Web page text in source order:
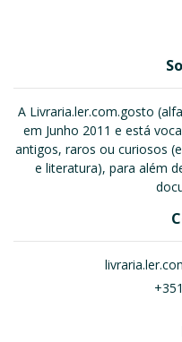
A Livraria.ler.com.gosto
em Junho 2011 e está
antigos, raros ou curiosos
e literatura), para além